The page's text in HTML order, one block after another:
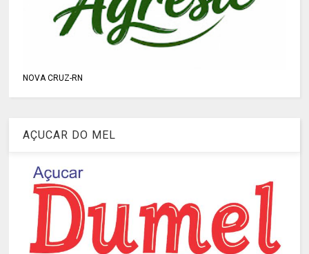
NOVA CRUZ-RN
AÇUCAR DO MEL